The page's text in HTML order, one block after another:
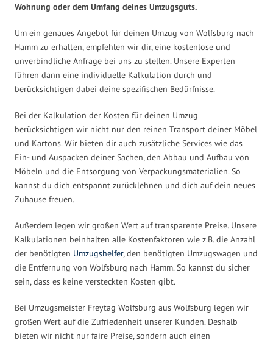
Wohnung oder dem Umfang deines Umzugsguts.
Um ein genaues Angebot für deinen Umzug von Wolfsburg nach
Hamm zu erhalten, empfehlen wir dir, eine kostenlose und
unverbindliche Anfrage bei uns zu stellen. Unsere Experten
führen dann eine individuelle Kalkulation durch und
berücksichtigen dabei deine spezifischen Bedürfnisse.
Bei der Kalkulation der Kosten für deinen Umzug
berücksichtigen wir nicht nur den reinen Transport deiner Möbel
und Kartons. Wir bieten dir auch zusätzliche Services wie das
Ein- und Auspacken deiner Sachen, den Abbau und Aufbau von
Möbeln und die Entsorgung von Verpackungsmaterialien. So
kannst du dich entspannt zurücklehnen und dich auf dein neues
Zuhause freuen.
Außerdem legen wir großen Wert auf transparente Preise. Unsere
Kalkulationen beinhalten alle Kostenfaktoren wie z.B. die Anzahl
der benötigten Umzugshelfer, den benötigten Umzugswagen und
die Entfernung von Wolfsburg nach Hamm. So kannst du sicher
sein, dass es keine versteckten Kosten gibt.
Bei Umzugsmeister Freytag Wolfsburg aus Wolfsburg legen wir
großen Wert auf die Zufriedenheit unserer Kunden. Deshalb
bieten wir nicht nur faire Preise, sondern auch einen